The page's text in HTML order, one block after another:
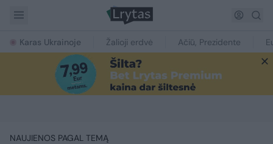
Karas Ukrainoje Žalioji erdvė Ačiū, Prezidente
NAUJIENOS PAGAL TEMĄ